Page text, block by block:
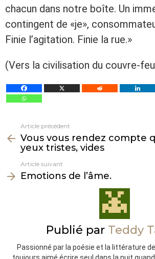
chacun dans notre boîte. Un
contingent de «je»,
Finie l’agitation. Finie la rue.»
(Vers la civilisation du couvre-
plus
Article précédent
Vous vous rendez compte
yeux tristes, vides
Article suivant
Emotions de l’âme.
Publié par Teddy
Passionné par la poésie et la littérature
toujours aimé écrire seul dans la nuit